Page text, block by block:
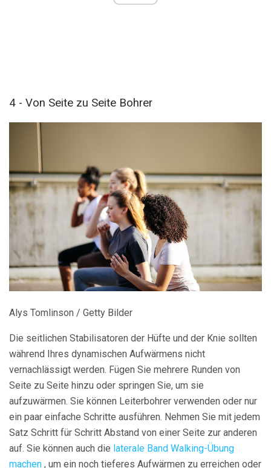
4 - Von Seite zu Seite Bohrer
Alys Tomlinson / Getty Bilder
Die seitlichen Stabilisatoren der Hüfte und der Knie sollten
während Ihres dynamischen Aufwärmens nicht
vernachlässigt werden. Fügen Sie mehrere Runden von
Seite zu Seite hinzu oder springen Sie, um sie
aufzuwärmen. Sie können Leiterbohrer verwenden oder nur
ein paar einfache Schritte ausführen. Nehmen Sie mit jedem
Satz Schritt für Schritt Abstand von einer Seite zur anderen
auf. Sie können auch die laterale Band Walking-Übung
machen , um ein noch tieferes Aufwärmen zu erreichen oder